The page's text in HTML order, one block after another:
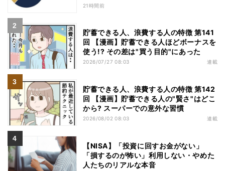
21時間前
貯蓄できる人、浪費する人の特徴 第141
回 【漫画】貯蓄できる人ほどボーナスを
使う!? その差は"買う目的"にあった
2026/07/27 08:03 連載
貯蓄できる人、浪費する人の特徴 第142
回 【漫画】貯蓄できる人の"賢さ"はどこ
から? スーパーでの意外な習慣
2026/08/02 08:03 連載
【NISA】「投資に回すお金がない」
「損するのが怖い」利用しない・やめた
人たちのリアルな本音